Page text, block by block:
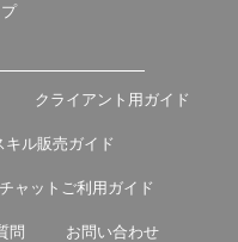
クライアント用ガイド
キル販売ガイド
チャットご利用ガイド
問 お問い合わせ